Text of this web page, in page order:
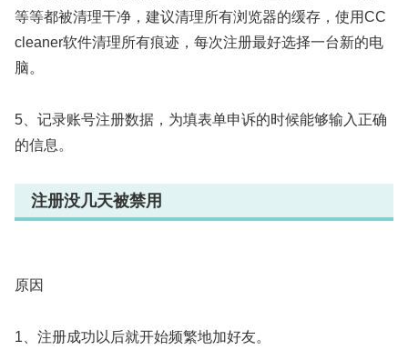
等等都被清理干净，建议清理所有浏览器的缓存，使用CC
cleaner软件清理所有痕迹，每次注册最好选择一台新的电
脑。
5、记录账号注册数据，为填表单申诉的时候能够输入正确
的信息。
注册没几天被禁用
原因
1、注册成功以后就开始频繁地加好友。